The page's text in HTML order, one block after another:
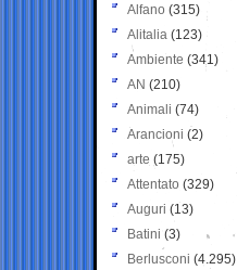
Alfano (315)
Alitalia (123)
Ambiente (341)
AN (210)
Animali (74)
Arancioni (2)
arte (175)
Attentato (329)
Auguri (13)
Batini (3)
Berlusconi (4.295)